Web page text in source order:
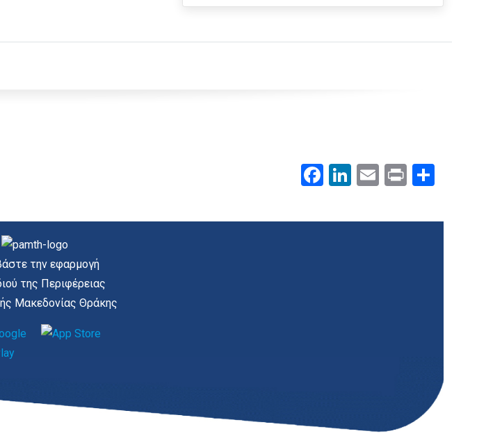
Facebook
LinkedIn
Email
Print
την εφαρμογή
της Περιφέρειας
Μακεδονίας Θράκης